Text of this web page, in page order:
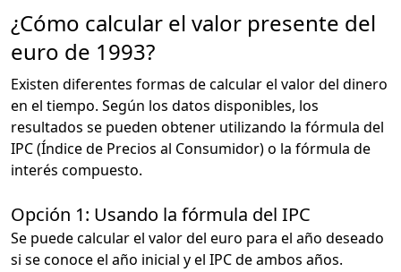
¿Cómo calcular el valor presente del
euro de 1993?
Existen diferentes formas de calcular el valor del dinero
en el tiempo. Según los datos disponibles, los
resultados se pueden obtener utilizando la fórmula del
IPC (Índice de Precios al Consumidor) o la fórmula de
interés compuesto.
Opción 1: Usando la fórmula del IPC
Se puede calcular el valor del euro para el año deseado
si se conoce el año inicial y el IPC de ambos años.